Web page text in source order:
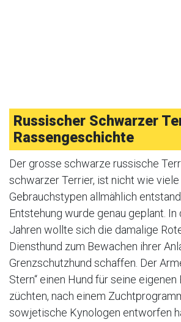
Russischer Schwarzer
Rassengeschichte
Der grosse schwarze russische
schwarzer Terrier, ist nicht wie
Gebrauchstypen allmählich
Entstehung wurde genau geplant.
Jahren wollte sich die damalige
Diensthund zum Bewachen ihrer
Grenzschutzhund schaffen. Der
Stern“ einen Hund für seine
züchten, nach einem
sowjetische Kynologen entworfen